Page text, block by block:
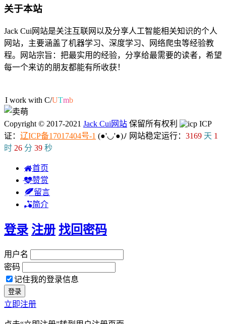
关于本站
Jack Cui网站是关注互联网以及分享人工智能相关知识的个人
网站，主要涵盖了机器学习、深度学习、网络爬虫等经验教
程。网站宗旨：把最实用的经验，分享给最需要的读者，希望
每一个来访的朋友都能有所收获！
I work with #P$1G
Copyright © 2017-2021 Jack Cui网站 保留所有权利
ICP
证： 辽ICP备17017404号-1 (●'◡'●)ﾉ 网站稳定运行： 3169 天 1
时 26 分 40 秒
首页
赞赏
留言
简介
登录 注册 找回密码
用户名
密码
记住我的登录信息
立即注册